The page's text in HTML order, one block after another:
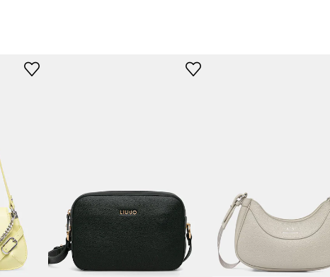
Značka